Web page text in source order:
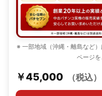
※ 一部地域（沖縄・離島など
ページを
￥45,000 （税込）